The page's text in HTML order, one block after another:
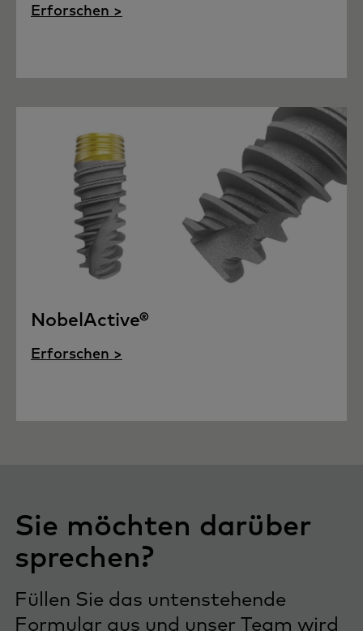
Erforschen >
NobelActive®
Erforschen >
Sie möchten darüber
sprechen?
Füllen Sie das untenstehende
Formular aus und unser Team wird